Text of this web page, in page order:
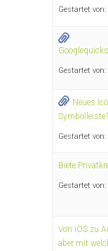
Gestartet von:
Gestartet von:
Neues
Symbolleiste?
Gestartet von:
Biete
Gestartet von:
Von iOS zu
aber mit